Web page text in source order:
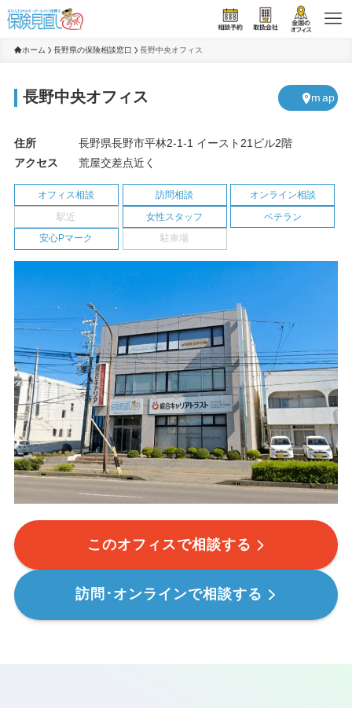
ホーム 長野県の保険相談窓口 長野中央オフィス
長野中央オフィス map
住所
長野県長野市平林2-1-1 イースト21ビル2階
アクセス
荒屋交差点近く
オフィス相談 訪問相談
オンライン相談
駅近
女性スタッフ
ベテラン
安心Pマーク
駐車場
このオフィスで相談する
訪問･オンラインで相談する